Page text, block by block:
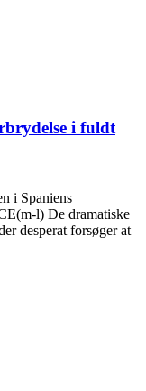
i fuldt
i Spaniens
l) De dramatiske
desperat forsøger at